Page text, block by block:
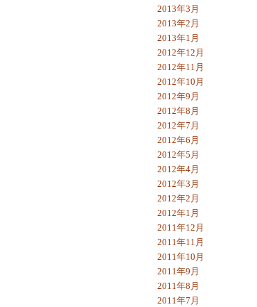
2013年3月
2013年2月
2013年1月
2012年12月
2012年11月
2012年10月
2012年9月
2012年8月
2012年7月
2012年6月
2012年5月
2012年4月
2012年3月
2012年2月
2012年1月
2011年12月
2011年11月
2011年10月
2011年9月
2011年8月
2011年7月